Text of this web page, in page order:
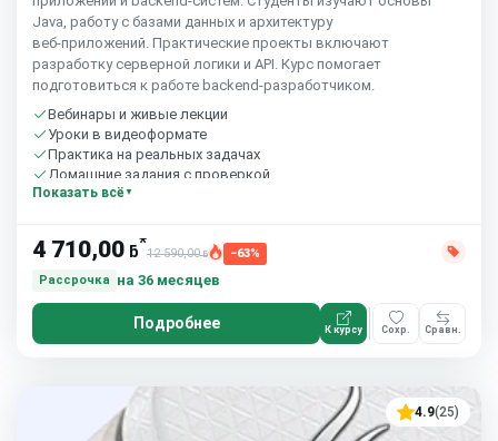
Java, работу с базами данных и архитектуру
веб‑приложений. Практические проекты включают
разработку серверной логики и API. Курс помогает
подготовиться к работе backend‑разработчиком.
Вебинары и живые лекции
Уроки в видеоформате
Практика на реальных задачах
Домашние задания с проверкой
Сообщество студентов
Показать всё
4 710,00 ƃ*
12 590,00ƃ
−63%
Рассрочка
на 36 месяцев
Подробнее К курсу Сохр. Сравн.
4.9(25)